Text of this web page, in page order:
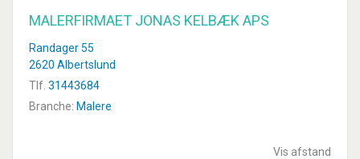
MALERFIRMAET JONAS KELBÆK APS
Randager 55
2620 Albertslund
Tlf. 31443684
Branche: Malere
Vis afstand